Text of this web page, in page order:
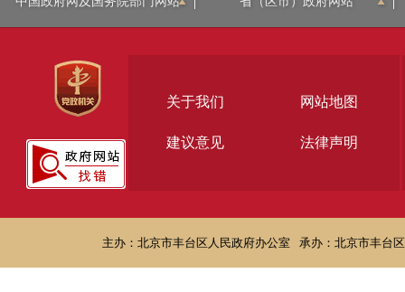
关于我们 网站地图
建议意见 法律声明
主办：北京市丰台区人民政府办公室 承办：北京市丰台